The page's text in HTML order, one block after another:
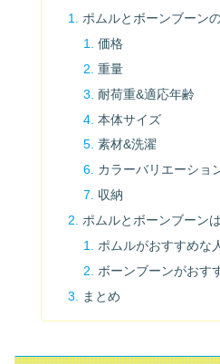
ポムルとボーンブーン
価格
重量
耐荷重&適応年齢
本体サイズ
素材&洗濯
カラーバリエーショ
収納
ポムルとボーンブーン
ポムルがおすすめな
ボーンブーンがおす
まとめ